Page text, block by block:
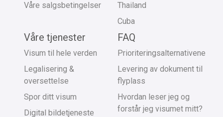
Våre salgsbetingelser
Thailand
Cuba
Våre tjenester
Visum til hele verden
Legalisering &
oversettelse
Spor ditt visum
Digital bildetjeneste
FAQ
Prioriteringsalternativene
Levering av dokument til
flyplass
Hvordan leser jeg og
forstår jeg visumet mitt?